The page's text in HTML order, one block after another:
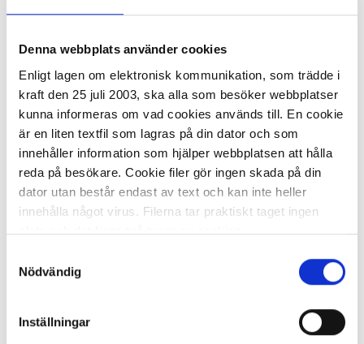
Denna webbplats använder cookies
Enligt lagen om elektronisk kommunikation, som trädde i
kraft den 25 juli 2003, ska alla som besöker webbplatser
kunna informeras om vad cookies används till. En cookie
är en liten textfil som lagras på din dator och som
innehåller information som hjälper webbplatsen att hålla
reda på besökare. Cookie filer gör ingen skada på din
dator utan består endast av text och kan inte heller
innehålla något virus. Filerna tar praktiskt taget ingen
plats och det finns två typer av cookies.
Den ena typen sparar en fil permanent på din dator,
dessa används för att exempelvis kunna mäta hur du
som besökare rör dig på hemsidan. Detta enbart för att
kunna erbjuda besökaren bättre tjänster och service.
Nödvändig
Inställningar
I lager 25 fp
- + KÖP
Spegel med 4 konvexa kupoler
772,00 kr/fp
I lager 1 fp ca 1-2 dagar